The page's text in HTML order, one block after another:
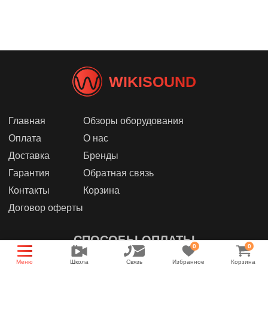
WIKISOUND
Главная
Оплата
Доставка
Гарантия
Контакты
Договор оферты
Обзоры оборудования
О нас
Бренды
Обратная связь
Корзина
СПОСОБЫ ОПЛАТЫ
Меню Школа Связь
0
Избранное
0
Корзина